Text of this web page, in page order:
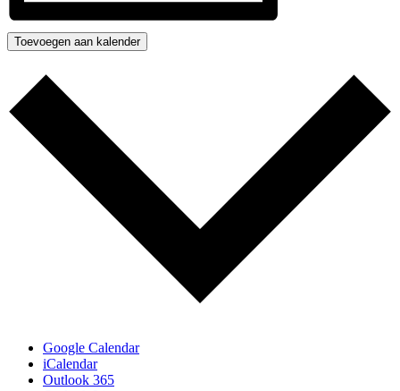
Toevoegen aan kalender
Google Calendar
iCalendar
Outlook 365